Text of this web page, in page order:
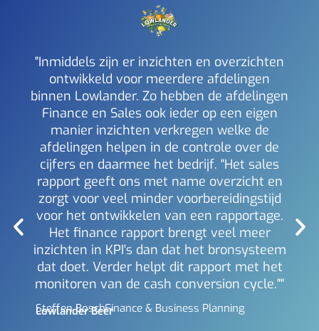
"Inmiddels zijn er inzichten en overzichten
ontwikkeld voor meerdere afdelingen
binnen Lowlander. Zo hebben de afdelingen
Finance en Sales ook ieder op een eigen
manier inzichten verkregen welke de
afdelingen helpen in de controle over de
cijfers en daarmee het bedrijf. "Het sales
rapport geeft ons met name overzicht en
zorgt voor veel minder voorbereidingstijd
voor het ontwikkelen van een rapportage.
Het finance rapport brengt veel meer
inzichten in KPI's dan dat het bronsysteem
dat doet. Verder helpt dit rapport met het
monitoren van de cash conversion cycle.""
Steffen Bosch -Finance & Business Planning
Lowlander Beer